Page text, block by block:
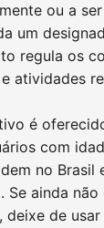
ou a
um
regula os
atividades
é
com
no Brasil
Se ainda
deixe de